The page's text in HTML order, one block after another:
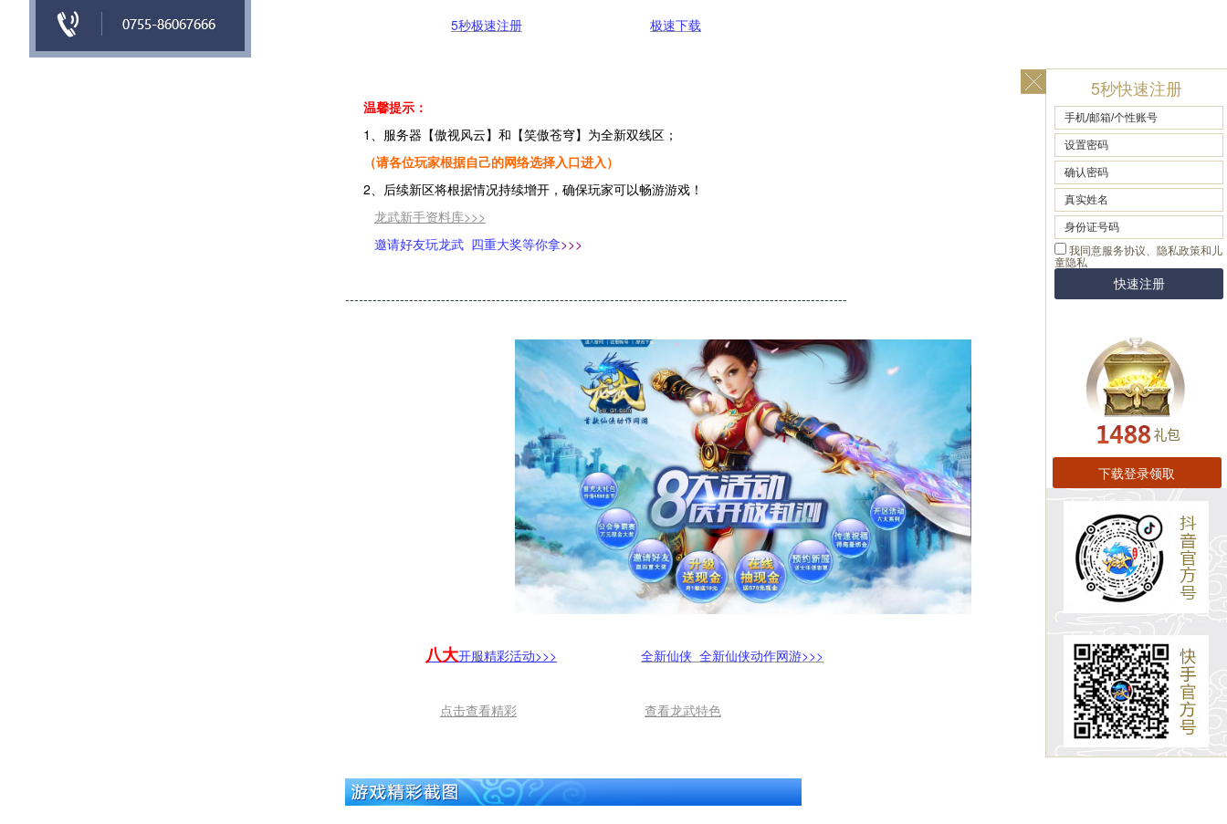
5秒极速注册 极速下载
温馨提示：
1、服务器【傲视风云】和【笑傲苍穹】为全新双线区；
（请各位玩家根据自己的网络选择入口进入）
2、后续新区将根据情况持续增开，确保玩家可以畅游游戏！
龙武新手资料库>>>
邀请好友玩龙武 四重大奖等你拿>>>
--------------------------------------------------------------------------------------------------------------
八大开服精彩活动>>> 全新仙侠 全新仙侠动作网游>>>
点击查看精彩 查看龙武特色
5秒快速注册
下载登录领取